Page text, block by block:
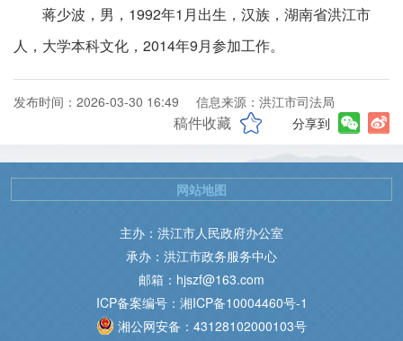
蒋少波，男，1992年1月出生，汉族，湖南省洪江市
人，大学本科文化，2014年9月参加工作。
发布时间：2026-03-30 16:49 信息来源：洪江市司法局
稿件收藏 分享到
主办：洪江市人民政府办公室
承办：洪江市政务服务中心
邮箱：hjszf@163.com
ICP备案编号：湘ICP备10004460号-1
湘公网安备：43128102000103号
网站地图